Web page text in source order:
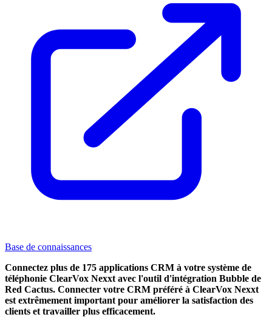
Base de connaissances
Connectez plus de 175 applications CRM à votre système de
téléphonie ClearVox Nexxt avec l'outil d'intégration Bubble de
Red Cactus. Connecter votre CRM préféré à ClearVox Nexxt
est extrêmement important pour améliorer la satisfaction des
clients et travailler plus efficacement.